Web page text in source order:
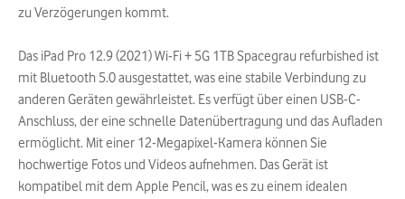
zu Verzögerungen kommt.
Das iPad Pro 12.9 (2021) Wi-Fi + 5G 1TB Spacegrau refurbished ist
mit Bluetooth 5.0 ausgestattet, was eine stabile Verbindung zu
anderen Geräten gewährleistet. Es verfügt über einen USB-C-
Anschluss, der eine schnelle Datenübertragung und das Aufladen
ermöglicht. Mit einer 12-Megapixel-Kamera können Sie
hochwertige Fotos und Videos aufnehmen. Das Gerät ist
kompatibel mit dem Apple Pencil, was es zu einem idealen